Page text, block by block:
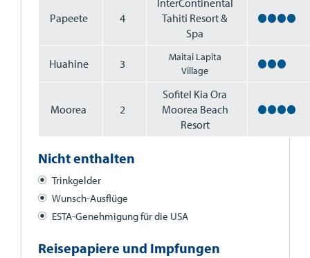
Papeete 4
InterContinental
Tahiti Resort &
Spa
Huahine 3
Maitai Lapita
Village
Moorea 2
Sofitel Kia Ora
Moorea Beach
Resort
Nicht enthalten
Trinkgelder
Wunsch-Ausflüge
ESTA-Genehmigung für die USA
Reisepapiere und Impfungen